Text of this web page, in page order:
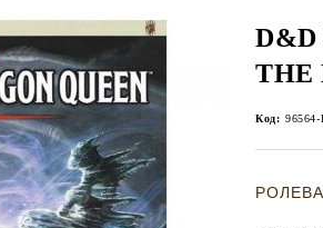
D&D
THE
Код: 96564-